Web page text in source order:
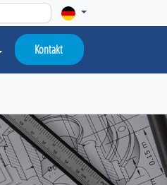
Kontakt
No